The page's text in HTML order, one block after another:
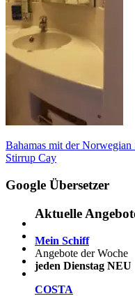
Vorheriger
Beitrag:
Bahamas mit der
Stirrup Cay
Google Übersetzer
Aktuelle
Mein Schiff
Angebote der Woche
jeden Dienstag NEU
COSTA